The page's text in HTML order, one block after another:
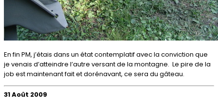
En fin PM, j’étais dans un état contemplatif avec la conviction que
je venais d’atteindre l’autre versant de la montagne. Le pire de la
job est maintenant fait et dorénavant, ce sera du gâteau.
31 Août 2009